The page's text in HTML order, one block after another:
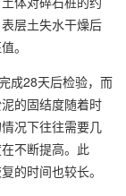
层土失水干燥后
。
成28天后检验，而
的固结度随着时
况下往往需要几
不断提高。此
的时间也较长。